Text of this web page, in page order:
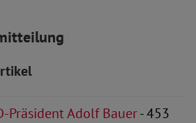
Präsident Adolf Bauer- 453